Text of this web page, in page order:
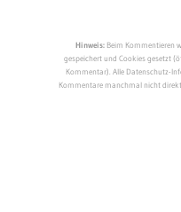
Hinweis:Beim Kommentieren
gespeichert und Cookies gesetzt
Kommentar). Alle Datenschutz-
Kommentare manchmal nicht